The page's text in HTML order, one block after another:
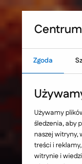
Umów warsztat
Sprawdź, co blokuje
Velo
Zgoda
Używamy
śledzenia, aby
naszej witryny,
treści i
witrynie i